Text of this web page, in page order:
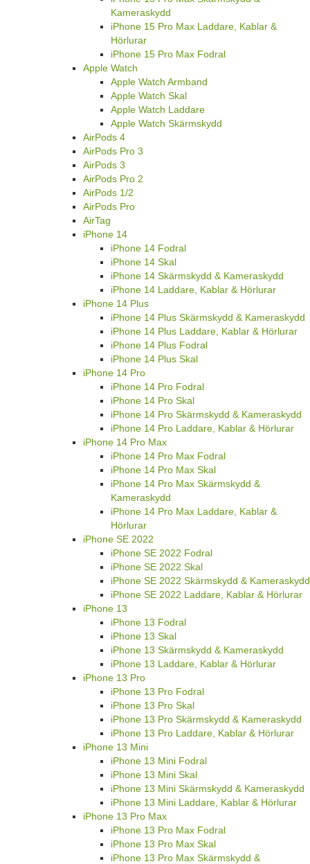
Kameraskydd
iPhone 15 Pro Max Laddare, Kablar &
Hörlurar
iPhone 15 Pro Max Fodral
Apple Watch
Apple Watch Armband
Apple Watch Skal
Apple Watch Laddare
Apple Watch Skärmskydd
AirPods 4
AirPods Pro 3
AirPods 3
AirPods Pro 2
AirPods 1/2
AirPods Pro
AirTag
iPhone 14
iPhone 14 Fodral
iPhone 14 Skal
iPhone 14 Skärmskydd & Kameraskydd
iPhone 14 Laddare, Kablar & Hörlurar
iPhone 14 Plus
iPhone 14 Plus Skärmskydd & Kameraskydd
iPhone 14 Plus Laddare, Kablar & Hörlurar
iPhone 14 Plus Fodral
iPhone 14 Plus Skal
iPhone 14 Pro
iPhone 14 Pro Fodral
iPhone 14 Pro Skal
iPhone 14 Pro Skärmskydd & Kameraskydd
iPhone 14 Pro Laddare, Kablar & Hörlurar
iPhone 14 Pro Max
iPhone 14 Pro Max Fodral
iPhone 14 Pro Max Skal
iPhone 14 Pro Max Skärmskydd &
Kameraskydd
iPhone 14 Pro Max Laddare, Kablar &
Hörlurar
iPhone SE 2022
iPhone SE 2022 Fodral
iPhone SE 2022 Skal
iPhone SE 2022 Skärmskydd & Kameraskydd
iPhone SE 2022 Laddare, Kablar & Hörlurar
iPhone 13
iPhone 13 Fodral
iPhone 13 Skal
iPhone 13 Skärmskydd & Kameraskydd
iPhone 13 Laddare, Kablar & Hörlurar
iPhone 13 Pro
iPhone 13 Pro Fodral
iPhone 13 Pro Skal
iPhone 13 Pro Skärmskydd & Kameraskydd
iPhone 13 Pro Laddare, Kablar & Hörlurar
iPhone 13 Mini
iPhone 13 Mini Fodral
iPhone 13 Mini Skal
iPhone 13 Mini Skärmskydd & Kameraskydd
iPhone 13 Mini Laddare, Kablar & Hörlurar
iPhone 13 Pro Max
iPhone 13 Pro Max Fodral
iPhone 13 Pro Max Skal
iPhone 13 Pro Max Skärmskydd &